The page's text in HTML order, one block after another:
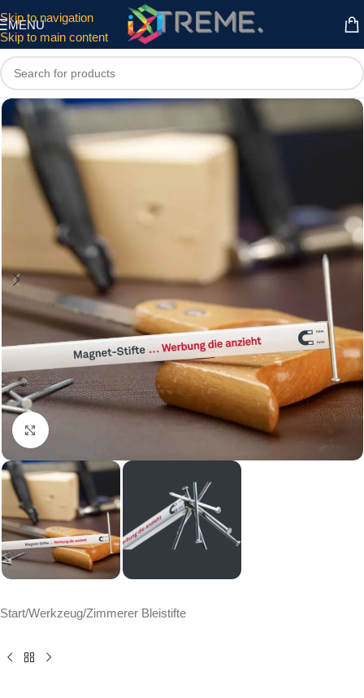
Skip to navigation
Skip to main content
MENU
Click to enlarge
Start/Werkzeug/Zimmerer Bleistifte